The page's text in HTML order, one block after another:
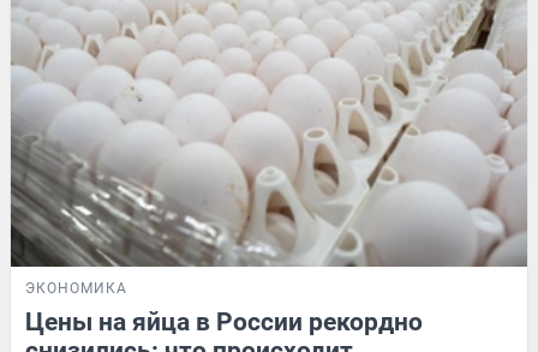
ЭКОНОМИКА
Цены на яйца в России рекордно